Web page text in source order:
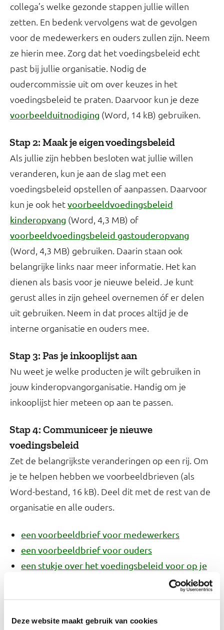
Deze website maakt gebruik van cookies
collega’s welke gezonde stappen jullie willen
zetten. En bedenk vervolgens wat de gevolgen
voor de medewerkers en ouders zullen zijn. Neem
ze hierin mee. Zorg dat het voedingsbeleid echt
past bij jullie organisatie. Nodig de
oudercommissie uit om over keuzes in het
voedingsbeleid te praten. Daarvoor kun je deze
voorbeelduitnodiging (Word, 14 kB) gebruiken.
Stap 2: Maak je eigen voedingsbeleid
Als jullie zijn hebben besloten wat jullie willen
veranderen, kun je aan de slag met een
voedingsbeleid opstellen of aanpassen. Daarvoor
kun je ook hetvoorbeeldvoedingsbeleid
kinderopvang (Word, 4,3 MB) of
voorbeeldvoedingsbeleid gastouderopvang
(Word, 4,3 MB) gebruiken. Daarin staan ook
belangrijke links naar meer informatie. Het kan
dienen als basis voor je nieuwe beleid. Je kunt
gerust alles in zijn geheel overnemen óf er delen
uit gebruiken. Neem in dat proces altijd je de
interne organisatie en ouders mee.
Stap 3: Pas je inkooplijst aan
Nu weet je welke producten je wilt gebruiken in
jouw kinderopvangorganisatie. Handig om je
inkooplijst hier meteen op aan te passen.
Stap 4: Communiceer je nieuwe
voedingsbeleid
Zet de belangrijkste veranderingen op een rij. Om
je te helpen hebben we voorbeeldbrieven (als
Word-bestand, 16 kB). Deel dit met de rest van de
organisatie en alle ouders.
een voorbeeldbrief voor medewerkers
een voorbeeldbrief voor ouders
een stukje over het voedingsbeleid voor op je
de veranderingen. Leg dan uit waarom de keuzes